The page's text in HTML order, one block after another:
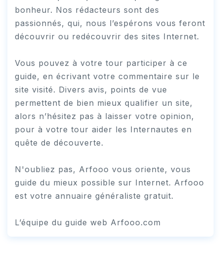
bonheur. Nos rédacteurs sont des
passionnés, qui, nous l’espérons vous feront
découvrir ou redécouvrir des sites Internet.
Vous pouvez à votre tour participer à ce
guide, en écrivant votre commentaire sur le
site visité. Divers avis, points de vue
permettent de bien mieux qualifier un site,
alors n’hésitez pas à laisser votre opinion,
pour à votre tour aider les Internautes en
quête de découverte.
N'oubliez pas, Arfooo vous oriente, vous
guide du mieux possible sur Internet. Arfooo
est votre annuaire généraliste gratuit.
L’équipe du guide web Arfooo.com